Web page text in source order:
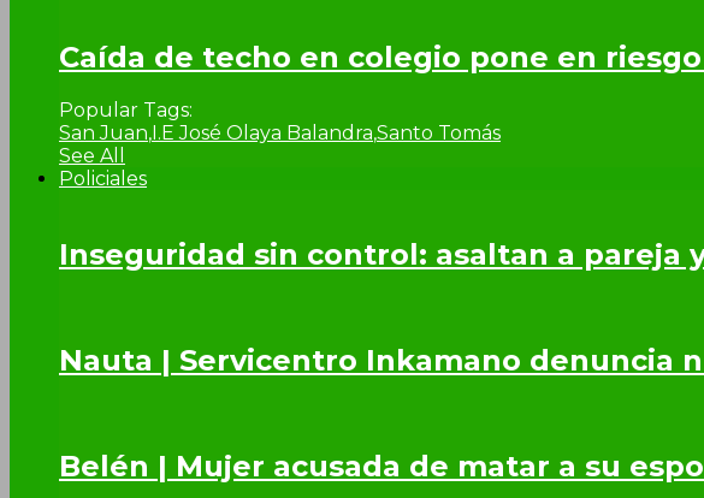
Caída de techo en colegio pone en
Popular Tags:
San Juan, I.E José Olaya Balandra,Santo Tomás
See All
Policiales
Inseguridad sin control: asaltan a pareja
Nauta | Servicentro Inkamano denuncia
Belén | Mujer acusada de matar a su